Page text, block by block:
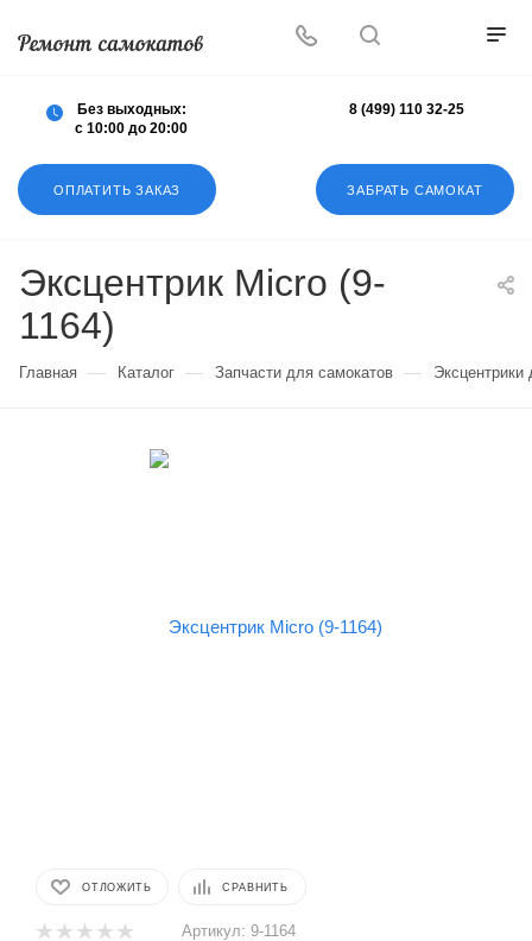
ОПЛАТИТЬ ЗАКАЗ ЗАБРАТЬ САМОКАТ
Без выходных:
с 10:00 до 20:00
8 (499) 110 32-25
Эксцентрик Micro (9-
1164)
Главная — Каталог — Запчасти для самокатов — Эксцентрики
ОТЛОЖИТЬ СРАВНИТЬ
Артикул: 9-1164